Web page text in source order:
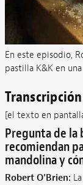
En este episodio,
pastilla K&K en
[el texto en
Pregunta de la
recomiendan
mandolina y
Robert O'Brien: